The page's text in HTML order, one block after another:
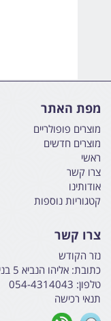
מפת האתר
מוצרים פופולריים
מוצרים חדשים
ראשי
צרו קשר
אודותינו
קטגוריות נוספות
צרו קשר
נזר הקודש
כתובת: אליהו הנביא 5 בני ברק - ישראל
טלפון: 054-4314043
תנאי רכישה